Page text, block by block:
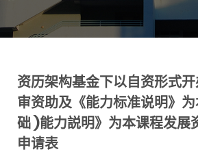
资历架构基金下以自资形式
审资助及《能力标准说明》
础 )能力説明》为本课程发展
申请表